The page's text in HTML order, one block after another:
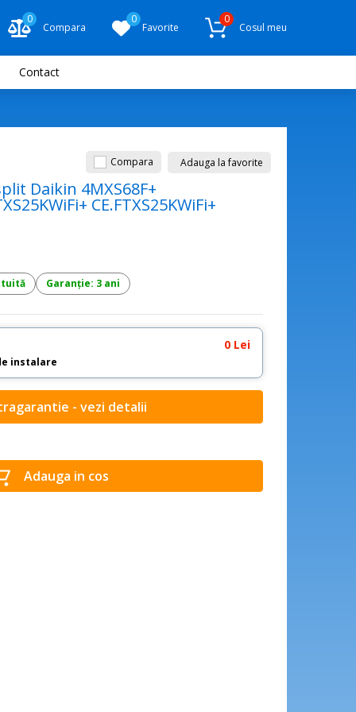
Compara
0
Favorite
0
Cosul meu
0
Contact
Compara Adauga la favorite
Daikin 4MXS68F+
CE.FTXS25KWiFi+
Garanție: 3 ani
0 Lei
instalare
- vezi detalii
Adauga in cos